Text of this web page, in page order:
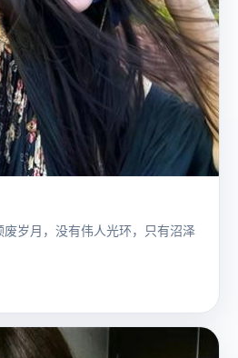
岁月，没有伟人光环，只有沼泽